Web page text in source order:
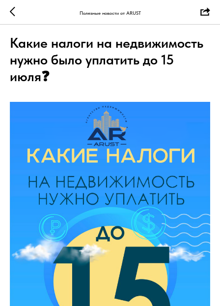
Полезные новости от ARUST
Какие налоги на недвижимость
нужно было уплатить до 15
июля❓